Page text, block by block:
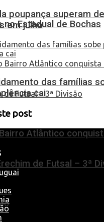
no Estadual de Bochas
Atlântico
de Futsal – 3ª
poupança superam
em julho
das famílias
cai
post